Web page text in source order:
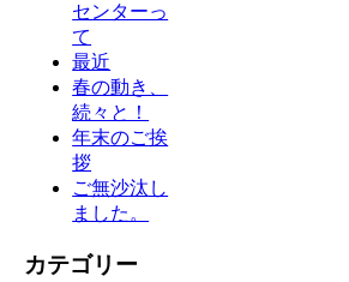
センターっ
て
最近
春の動き、
続々と！
年末のご挨
拶
ご無沙汰し
ました。
カテゴリー